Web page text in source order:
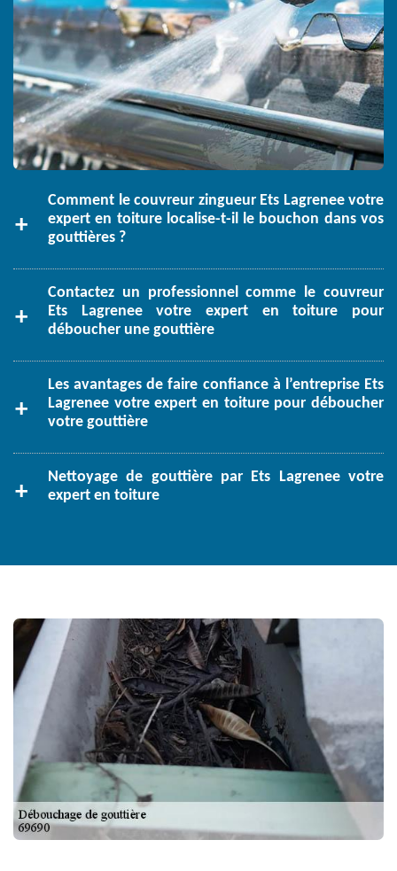
Comment le couvreur zingueur Ets Lagrenee votre
expert en toiture localise-t-il le bouchon dans vos
gouttières ?
Contactez un professionnel comme le couvreur
Ets Lagrenee votre expert en toiture pour
déboucher une gouttière
Les avantages de faire confiance à l’entreprise Ets
Lagrenee votre expert en toiture pour déboucher
votre gouttière
Nettoyage de gouttière par Ets Lagrenee votre
expert en toiture